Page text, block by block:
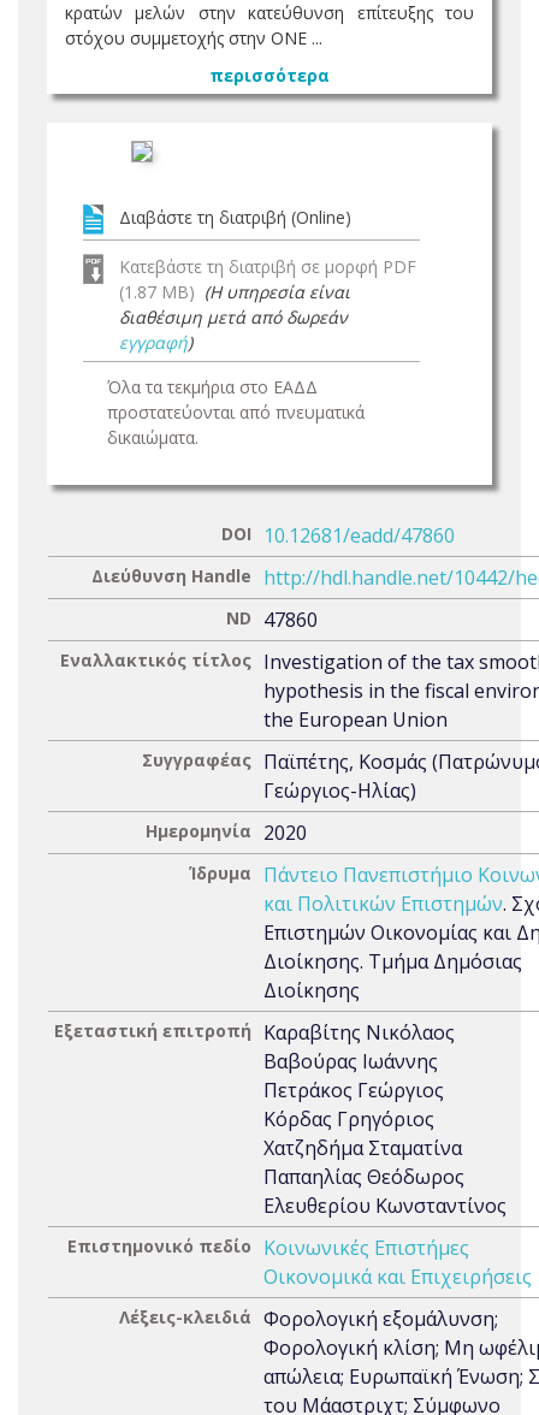
κρατών μελών στην κατεύθυνση επίτευξης του
στόχου συμμετοχής στην ΟΝΕ ...
περισσότερα
Διαβάστε τη διατριβή (Online)
Κατεβάστε τη διατριβή σε μορφή PDF
(1.87 MB) (Η υπηρεσία είναι
διαθέσιμη μετά από δωρεάν
εγγραφή)
Όλα τα τεκμήρια στο ΕΑΔΔ
προστατεύονται από πνευματικά
δικαιώματα.
DOI 10.12681/eadd/47860
Διεύθυνση Handle http://hdl.handle.net/10442/
ND 47860
Εναλλακτικός τίτλος Investigation of the tax
hypothesis in the fiscal
the European Union
Συγγραφέας Παϊπέτης, Κοσμάς
Γεώργιος-Ηλίας)
Ημερομηνία 2020
Ίδρυμα
Πάντειο Πανεπιστήμιο
και Πολιτικών Επιστημών.
Επιστημών Οικονομίας και
Διοίκησης. Τμήμα Δημόσιας
Διοίκησης
Εξεταστική επιτροπή
Καραβίτης Νικόλαος
Βαβούρας Ιωάννης
Πετράκος Γεώργιος
Κόρδας Γρηγόριος
Χατζηδήμα Σταματίνα
Παπαηλίας Θεόδωρος
Ελευθερίου Κωνσταντίνος
Επιστημονικό πεδίο
Κοινωνικές Επιστήμες
Οικονομικά και Επιχειρήσεις
Λέξεις-κλειδιά Φορολογική εξομάλυνση;
Φορολογική κλίση; Μη
απώλεια; Ευρωπαϊκή Ένωση;
του Μάαστριχτ; Σύμφωνο